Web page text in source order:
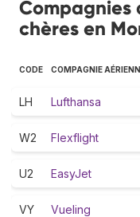
Compagnies
chères en
CODE COMPAGNIE
LH Lufthansa
W2 Flexflight
U2 EasyJet
VY Vueling